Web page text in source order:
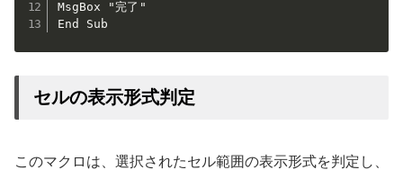
MsgBox "完了"
End Sub
セルの表示形式判定
このマクロは、選択されたセル範囲の表示形式を判定し、